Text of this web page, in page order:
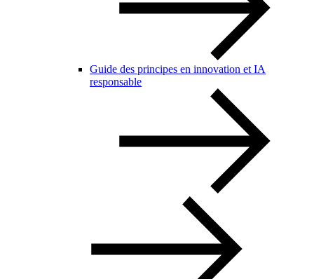
Guide des principes en innovation et IA
responsable